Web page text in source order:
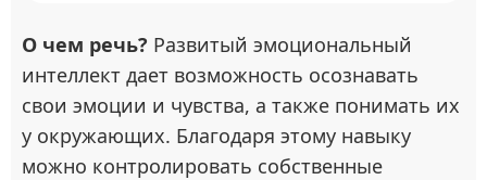
О чем речь? Развитый эмоциональный
интеллект дает возможность осознавать
свои эмоции и чувства, а также понимать их
у окружающих. Благодаря этому навыку
можно контролировать собственные